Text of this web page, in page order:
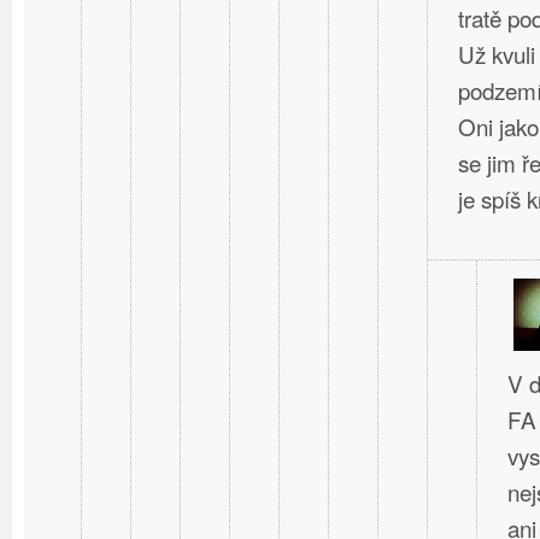
tratě
Už
Oni
se jim
je spíš
V